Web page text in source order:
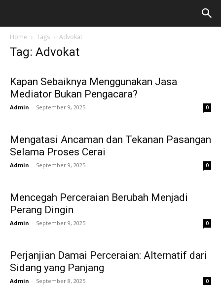
Home Tags Advokat
Tag: Advokat
Kapan Sebaiknya Menggunakan Jasa
Mediator Bukan Pengacara?
Admin - September 9, 2025 0
Mengatasi Ancaman dan Tekanan Pasangan
Selama Proses Cerai
Admin - September 9, 2025 0
Mencegah Perceraian Berubah Menjadi
Perang Dingin
Admin - September 9, 2025 0
Perjanjian Damai Perceraian: Alternatif dari
Sidang yang Panjang
Admin - September 8, 2025 0